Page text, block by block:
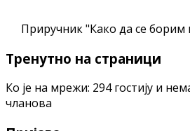
Приручник "Како да се борим
Тренутно на страници
Ко је на мрежи: 294 гостију и
чланова